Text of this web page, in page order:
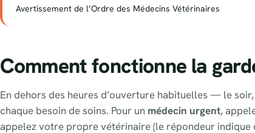
Avertissement de l’Ordre des Médecins Vétérinaires
Comment fonctionne la
En dehors des heures d’ouverture habituelles — le
chaque besoin de soins. Pour un médecin urgent,
appelez votre propre vétérinaire (le répondeur indique